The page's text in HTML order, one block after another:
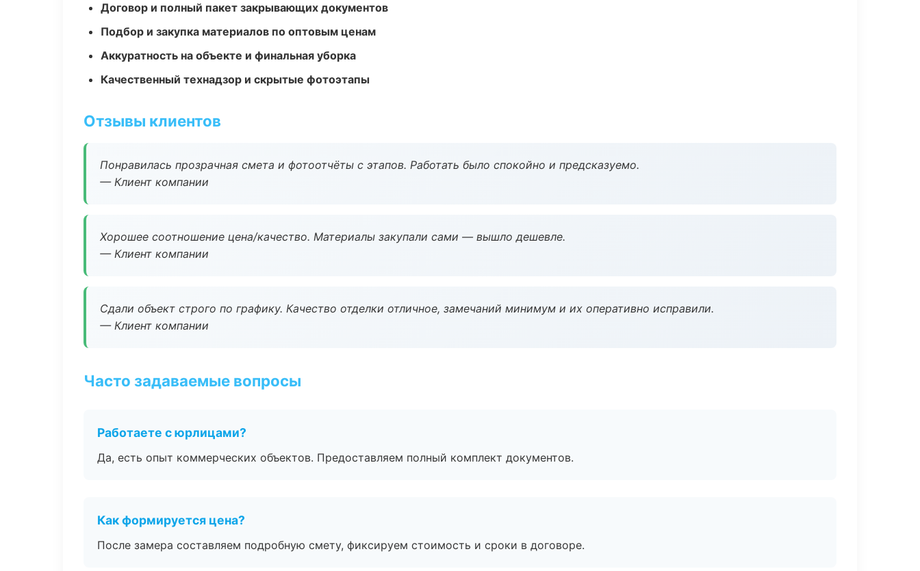
Договор и полный пакет закрывающих документов
Подбор и закупка материалов по оптовым ценам
Аккуратность на объекте и финальная уборка
Качественный технадзор и скрытые фотоэтапы
Отзывы клиентов
Понравилась прозрачная смета и фотоотчёты с этапов. Работать было спокойно и предсказуемо.
— Клиент компании
Хорошее соотношение цена/качество. Материалы закупали сами — вышло дешевле.
— Клиент компании
Сдали объект строго по графику. Качество отделки отличное, замечаний минимум и их оперативно исправили.
— Клиент компании
Часто задаваемые вопросы
Работаете с юрлицами?
Да, есть опыт коммерческих объектов. Предоставляем полный комплект документов.
Как формируется цена?
После замера составляем подробную смету, фиксируем стоимость и сроки в договоре.